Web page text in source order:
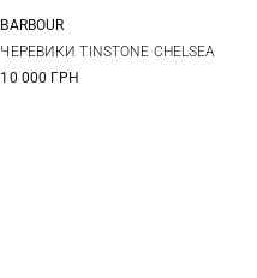
8 UK 9 UK 10 UK
BARBOUR
ЧЕРЕВИКИ TINSTONE CHELSEA
10 000 ГРН